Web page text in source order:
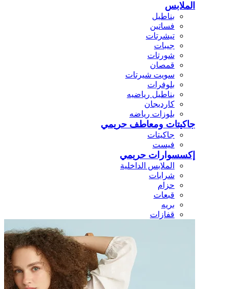
الملابس
بناطيل
فساتين
تيشرتات
جيبات
شورتات
قمصان
سويت شيرتات
بلوفرات
بناطيل رياضيه
كارديجان
بلوزات رياضه
جاكيتات ومعاطف حريمي
جاكيتات
فيست
إكسسوارات حريمي
الملابس الداخلية
شرابات
حزام
قبعات
بريه
قفازات